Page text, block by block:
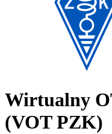
Wirtualny
(VOT PZK)